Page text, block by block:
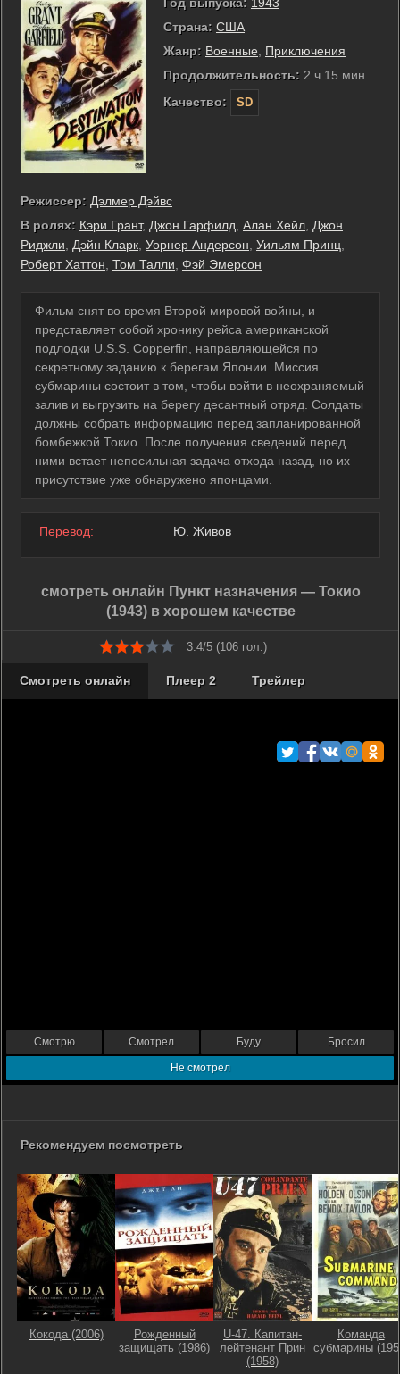
Страна: США
Жанр: Военные
Приключения
Продолжительность: 2 ч 15 мин
Качество:
SD
Режиссер: Дэлмер Дэйвс
В ролях: Кэри Грант, Джон Гарфилд Алан Хейл Джон
Риджли
Дэйн Кларк Уорнер Андерсон Уильям Принц
Роберт Хаттон Том Талли Фэй Эмерсон
Фильм снят во время Второй мировой войны, и
представляет собой хронику рейса американской
подлодки U.S.S. Copperfin, направляющейся по
секретному заданию к берегам Японии. Миссия
субмарины состоит в том, чтобы войти в неохраняемый
залив и выгрузить на берегу десантный отряд. Солдаты
должны собрать информацию перед запланированной
бомбежкой Токио. После получения сведений перед
ними встает непосильная задача отхода назад, но их
присутствие уже обнаружено японцами.
Перевод: Ю. Живов
смотреть онлайн Пункт назначения — Токио
(1943) в хорошем качестве
3.4/5 (106гол.)
Смотреть онлайн Плеер 2 Трейлер
Смотрю Смотрел Буду Бросил
Не смотрел
Рекомендуем посмотреть
Кокода (2006)
Рожденный
защищать (1986)
U-47. Капитан-
лейтенант Прин
(1958)
Команда
субмарины